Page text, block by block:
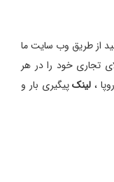
از طریق وب سایت ما
تجاری خود را در هر
، لینکپیگیری بار و